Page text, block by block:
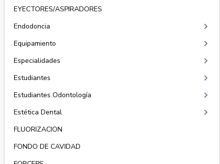
EYECTORES/ASPIRADORES
Endodoncia
keyboard_arrow_right
Equipamiento keyboard_arrow_right
Especialidades keyboard_arrow_right
Estudiantes keyboard_arrow_right
Estudiantes Odontología keyboard_arrow_right
Estética Dental keyboard_arrow_right
FLUORIZACION
FONDO DE CAVIDAD